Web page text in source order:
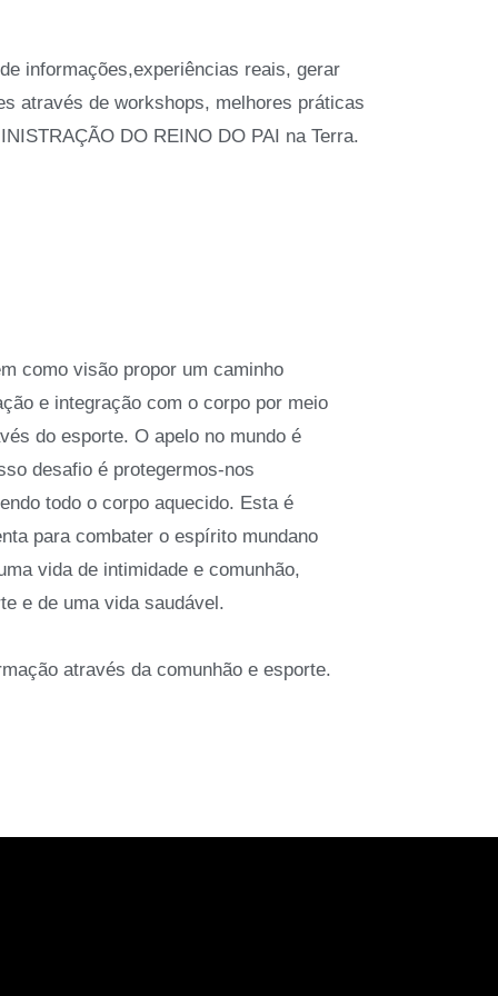
informações,experiências reais, gerar
através de workshops, melhores práticas
DO REINO DO PAI na Terra.
como visão propor um caminho
e integração com o corpo por meio
do esporte. O apelo no mundo é
desafio é protegermos-nos
todo o corpo aquecido. Esta é
para combater o espírito mundano
vida de intimidade e comunhão,
e de uma vida saudável.
através da comunhão e esporte.